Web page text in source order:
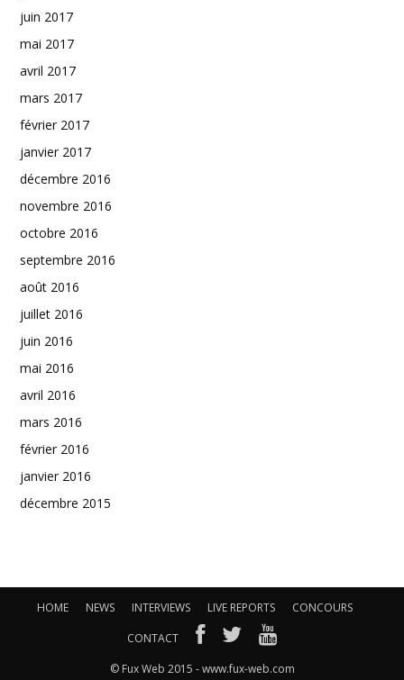
juin 2017
mai 2017
avril 2017
mars 2017
février 2017
janvier 2017
décembre 2016
novembre 2016
octobre 2016
septembre 2016
août 2016
juillet 2016
juin 2016
mai 2016
avril 2016
mars 2016
février 2016
janvier 2016
décembre 2015
HOME NEWS INTERVIEWS LIVE REPORTS
CONCOURS
CONTACT
© Fux Web 2015 - www.fux-web.com